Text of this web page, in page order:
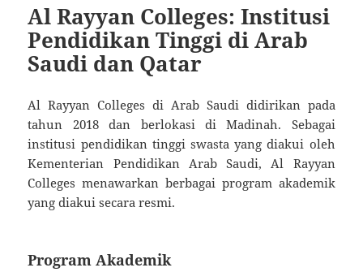
Al Rayyan Colleges: Institusi
Pendidikan Tinggi di Arab
Saudi dan Qatar
Al Rayyan Colleges di Arab Saudi didirikan pada
tahun 2018 dan berlokasi di Madinah. Sebagai
institusi pendidikan tinggi swasta yang diakui oleh
Kementerian Pendidikan Arab Saudi, Al Rayyan
Colleges menawarkan berbagai program akademik
yang diakui secara resmi.
Program Akademik